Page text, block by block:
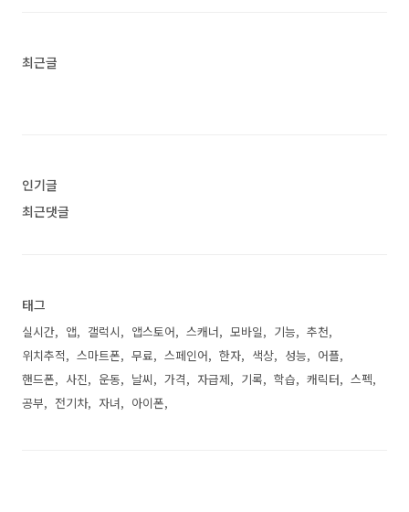
최근글
인기글
최근댓글
태그
실시간 앱 갤럭시 앱스토어 스캐너 모바일 기능
추천
위치추적
스마트폰 무료 스페인어 한자 색상 성능
어플
핸드폰
사진 운동 날씨 가격 자급제 기록 학습 캐릭터
스펙
공부
전기차 자녀 아이폰